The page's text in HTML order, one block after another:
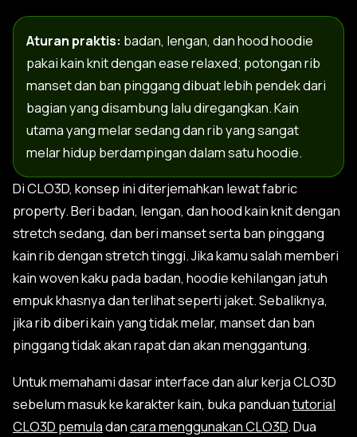
Aturan praktis: badan, lengan, dan hood hoodie
pakai kain knit dengan ease relaxed; potongan rib
manset dan ban pinggang dibuat lebih pendek dari
bagian yang disambung lalu diregangkan. Kain
utama yang melar sedang dan rib yang sangat
melar hidup berdampingan dalam satu hoodie.
Di CLO3D, konsep ini diterjemahkan lewat fabric
property. Beri badan, lengan, dan hood kain knit dengan
stretch sedang, dan beri manset serta ban pinggang
kain rib dengan stretch tinggi. Jika kamu salah memberi
kain woven kaku pada badan, hoodie kehilangan jatuh
empuk khasnya dan terlihat seperti jaket. Sebaliknya,
jika rib diberi kain yang tidak melar, manset dan ban
pinggang tidak akan rapat dan akan menggantung.
Untuk memahami dasar interface dan alur kerja CLO3D
sebelum masuk ke karakter kain, buka panduantutorial
CLO3D pemuladancara menggunakan CLO3D. Dua